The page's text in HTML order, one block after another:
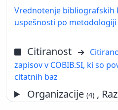
Vrednotenje bibliografskih
uspešnosti po metodologiji
Citiranost
zapisov v COBIB.SI, ki so
citatnih baz
Organizacije(4) ,